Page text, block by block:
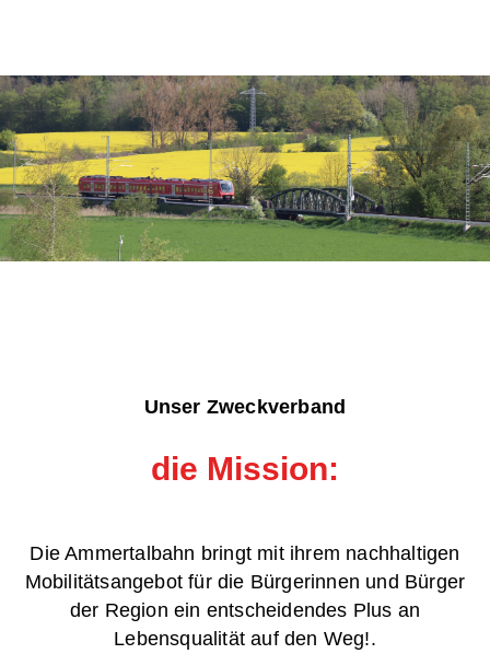
Unser Zweckverband
die Mission:
Die Ammertalbahn bringt mit ihrem nachhaltigen
Mobilitätsangebot für die Bürgerinnen und Bürger
der Region ein entscheidendes Plus an
Lebensqualität auf den Weg!.